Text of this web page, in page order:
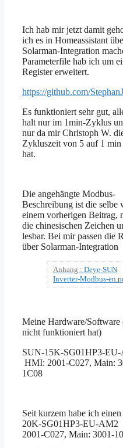
Ich hab mir jetzt damit
ich es in Homeassistant
Solarman-Integration
Parameterfile hab ich um
Register erweitert.
https://github.com/
Es funktioniert sehr gut,
halt nur im 1min-Zyklus
nur da mir Christoph W.
Zykluszeit von 5 auf 1
hat.
Die angehängte Modbus-
Beschreibung ist die selbe
einem vorherigen Beitrag,
die chinesischen Zeichen
lesbar. Bei mir passen die
über Solarman-Integration
Anhang : Deye-SUN
Inverter-Modbus-
Meine Hardware/Software
nicht funktioniert hat)
SUN-15K-SG01HP3-
HMI: 2001-C027, Main:
1C08
Seit kurzem habe ich
20K-SG01HP3-EU-
2001-C027, Main: 3001-